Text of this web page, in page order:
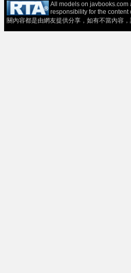
All models on javbooks.com
responsibility for the content
關內容都是由網友提供分享，如有不當內容